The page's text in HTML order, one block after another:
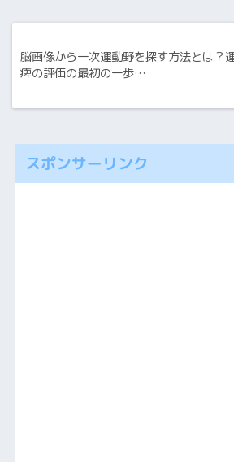
脳画像から一次運動野を探す方法とは？
痺の評価の最初の一歩…
スポンサーリンク